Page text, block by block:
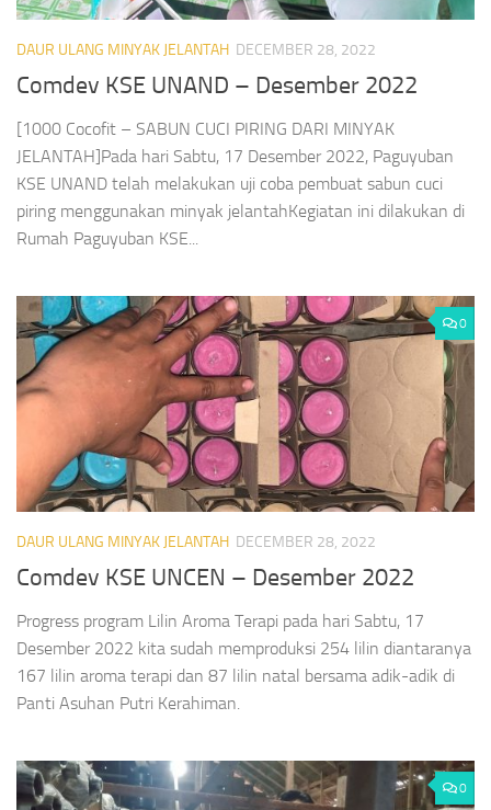
DAUR ULANG MINYAK JELANTAH DECEMBER 28, 2022
Comdev KSE UNAND – Desember 2022
[1000 Cocofit – SABUN CUCI PIRING DARI MINYAK
JELANTAH]Pada hari Sabtu, 17 Desember 2022, Paguyuban
KSE UNAND telah melakukan uji coba pembuat sabun cuci
piring menggunakan minyak jelantahKegiatan ini dilakukan di
Rumah Paguyuban KSE...
0
DAUR ULANG MINYAK JELANTAH DECEMBER 28, 2022
Comdev KSE UNCEN – Desember 2022
Progress program Lilin Aroma Terapi pada hari Sabtu, 17
Desember 2022 kita sudah memproduksi 254 lilin diantaranya
167 lilin aroma terapi dan 87 lilin natal bersama adik-adik di
Panti Asuhan Putri Kerahiman.
0